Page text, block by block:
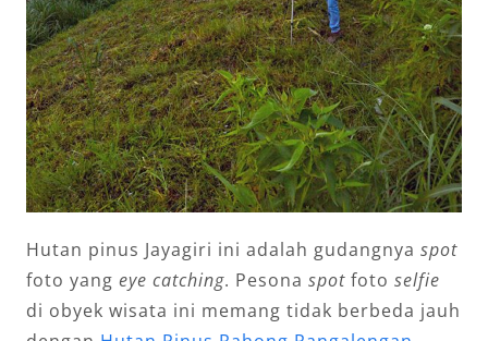
Hutan pinus Jayagiri ini adalah gudangnya spot
foto yang eye catching. Pesona spot foto selfie
di obyek wisata ini memang tidak berbeda jauh